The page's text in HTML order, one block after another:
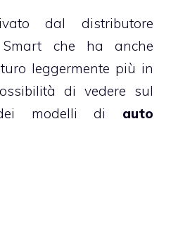
dal distributore
Smart che ha anche
leggermente più in
di vedere sul
modelli di auto